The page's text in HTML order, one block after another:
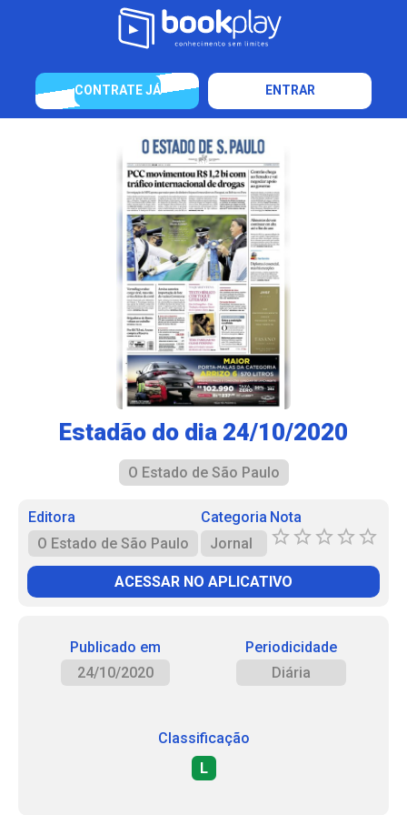
CONTRATE JÁ ENTRAR
Estadão do dia 24/10/2020
O Estado de São Paulo
Editora
O Estado de São Paulo
Categoria
Jornal
Nota
ACESSAR NO APLICATIVO
Publicado em
24/10/2020
Periodicidade
Diária
Classificação
L